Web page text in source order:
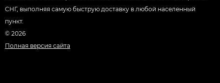
СНГ, выполняя самую быструю доставку в любой населенный
пункт.
© 2026
Полная версия сайта